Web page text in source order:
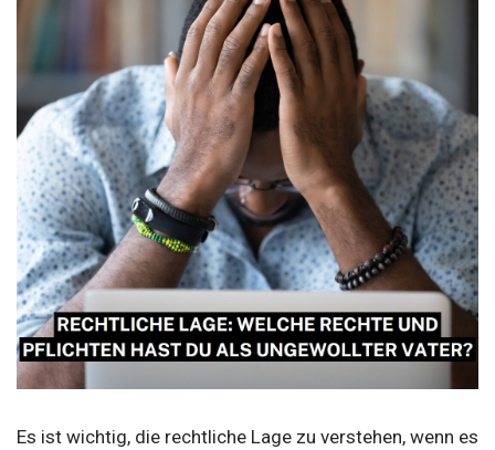
Es ist wichtig, die rechtliche Lage zu verstehen, wenn es